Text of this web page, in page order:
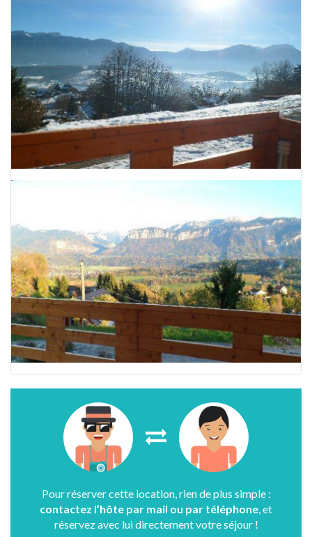
Pour réserver cette location, rien de plus simple :
contactez l’hôte par mail ou par téléphone, et
réservez avec lui directement votre séjour !